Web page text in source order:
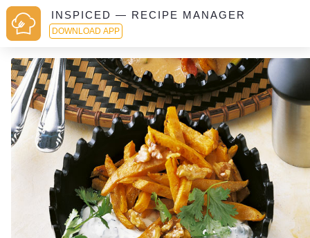
INSPICED — RECIPE MANAGER
DOWNLOAD APP